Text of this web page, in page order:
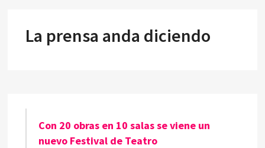
La prensa anda diciendo
Con 20 obras en 10 salas se viene un
nuevo Festival de Teatro